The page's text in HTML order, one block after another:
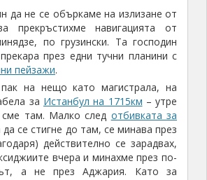
да не се объркаме на излизане от
прекръстихме навигацията от
по грузински. Та господин
през едни тучни планини с
пейзажи.
на нещо като магистрала, на
за Истанбул на 1715км – утре
там. Малко след отбивката за
да се стигне до там, се минава през
действително се зарадвах,
вчера и минахме през по-
а не през Аджария. Като за